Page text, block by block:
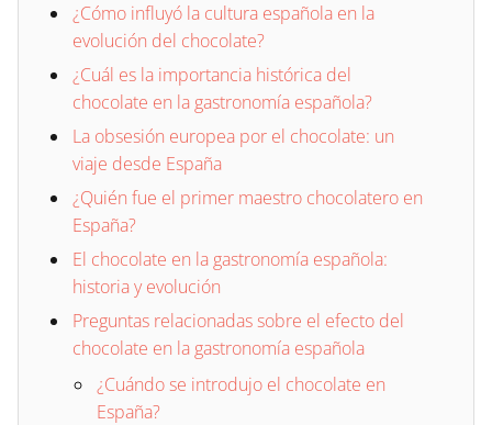
¿Cómo influyó la cultura española en la
evolución del chocolate?
¿Cuál es la importancia histórica del
chocolate en la gastronomía española?
La obsesión europea por el chocolate: un
viaje desde España
¿Quién fue el primer maestro chocolatero en
España?
El chocolate en la gastronomía española:
historia y evolución
Preguntas relacionadas sobre el efecto del
chocolate en la gastronomía española
¿Cuándo se introdujo el chocolate en
España?